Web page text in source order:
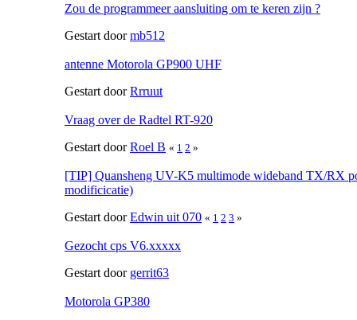
Zou de programmeer aansluiting om te keren zijn ?
Gestart doormb512
antenne Motorola GP900 UHF
Gestart doorRrruut
Vraag over de Radtel RT-920
Gestart doorRoel B « 1 2 »
[TIP] Quansheng UV-K5 multimode wideband TX/RX
modificicatie)
Gestart doorEdwin uit 070 « 1 2 3 »
Gezocht cps V6.xxxxx
Gestart door gerrit63
Motorola GP380